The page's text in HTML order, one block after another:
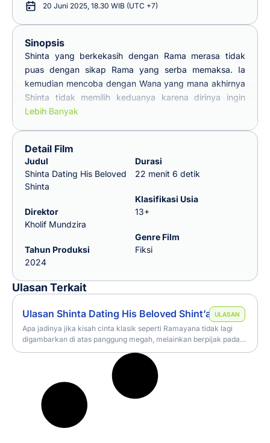
Sinopsis
Shinta yang berkekasih dengan Rama merasa tidak
puas dengan sikap Rama yang serba memaksa. Ia
kemudian mencoba dengan Wana yang mana akhirnya
Shinta tidak memilih keduanya karena dirinya ingin
bebas.
Lebih Banyak
Detail Film
Judul
Shinta Dating His Beloved
Shinta
Direktor
Kholif Mundzira
Tahun Produksi
2024
Durasi
22 menit 6 detik
Klasifikasi Usia
13+
Genre Film
Fiksi
20 Juni 2025, 18.30 WIB (UTC +7)
Ulasan Terkait
ULASAN
Ulasan Shinta Dating His Beloved Shint’a (2024)
Apa jadinya jika kisah cinta klasik seperti Ramayana tidak lagi
digambarkan di atas panggung megah, melainkan berpijak pada
kostum tradisional yang lusuh, di antara deru kendaraan dan
lampu-lampu jalan yang tak pernah benar-benar redup?